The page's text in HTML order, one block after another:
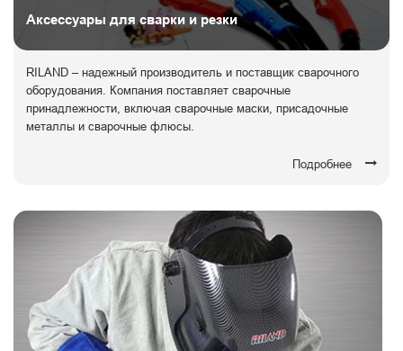
Аксессуары для сварки и резки
RILAND – надежный производитель и поставщик сварочного
оборудования. Компания поставляет сварочные
принадлежности, включая сварочные маски, присадочные
металлы и сварочные флюсы.
Подробнее